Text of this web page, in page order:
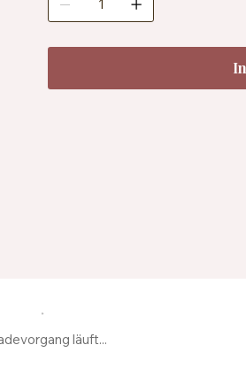
läuft...